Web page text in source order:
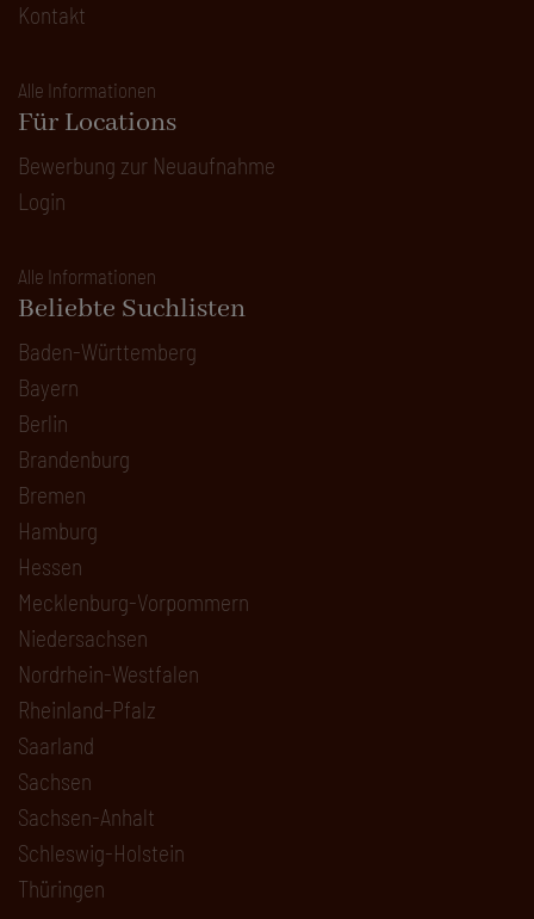
Kontakt
Alle Informationen
Für Locations
Bewerbung zur Neuaufnahme
Login
Alle Informationen
Beliebte Suchlisten
Baden-Württemberg
Bayern
Berlin
Brandenburg
Bremen
Hamburg
Hessen
Mecklenburg-Vorpommern
Niedersachsen
Nordrhein-Westfalen
Rheinland-Pfalz
Saarland
Sachsen
Sachsen-Anhalt
Schleswig-Holstein
Thüringen